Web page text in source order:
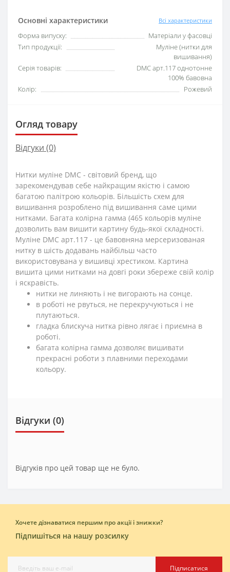
Основні характеристики Всі характеристики
Форма випуску:
Матеріали у фасовці
Тип продукції:
Муліне (нитки для
вишивання)
Серія товарів:
DMC арт.117 однотонне
100% бавовна
Колір:
Рожевий
Огляд товару
Відгуки (0)
Нитки муліне DMC - світовий бренд, що
зарекомендував себе найкращим якістю і самою
багатою палітрою кольорів. Більшість схем для
вишивання розроблено під вишивання саме цими
нитками. Багата колірна гамма (465 кольорів муліне
дозволить вам вишити картину будь-якої складності.
Муліне DMC арт.117 - це бавовняна мерсеризованая
нитку в шість додавань найбільш часто
використовувана у вишивці хрестиком. Картина
вишита цими нитками на довгі роки збереже свій колір
і яскравість.
нитки не линяють і не вигорають на сонце.
в роботі не рвуться, не перекручуються і не
плутаються.
гладка блискуча нитка рівно лягає і приємна в
роботі.
багата колірна гамма дозволяє вишивати
прекрасні роботи з плавними переходами
кольору.
Відгуки (0)
Відгуків про цей товар ще не було.
Хочете дізнаватися першим про акції і знижки?
Підпишіться на нашу розсилку
Підписатися